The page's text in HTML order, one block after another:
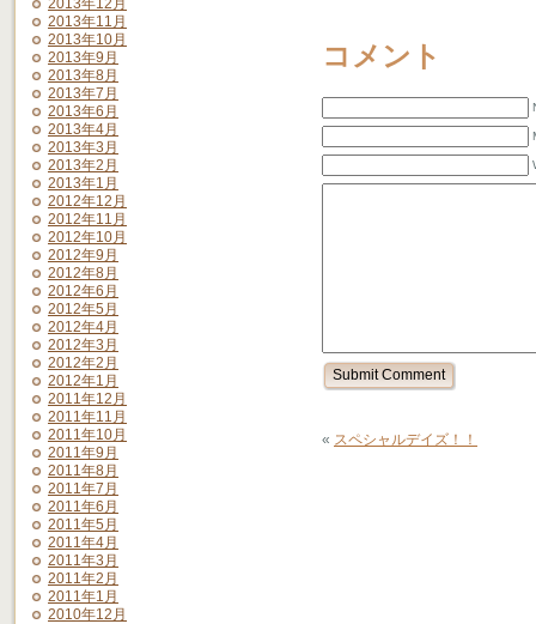
2013年12月
2013年11月
2013年10月
2013年9月
2013年8月
2013年7月
2013年6月
2013年4月
2013年3月
2013年2月
2013年1月
2012年12月
2012年11月
2012年10月
2012年9月
2012年8月
2012年6月
2012年5月
2012年4月
2012年3月
2012年2月
2012年1月
2011年12月
2011年11月
2011年10月
2011年9月
2011年8月
2011年7月
2011年6月
2011年5月
2011年4月
2011年3月
2011年2月
2011年1月
2010年12月
コメント
« スペシャルデイズ！！